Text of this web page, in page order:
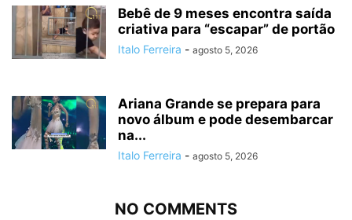
Bebê de 9 meses encontra saída
criativa para “escapar” de portão
Italo Ferreira - agosto 5, 2026
Ariana Grande se prepara para
novo álbum e pode desembarcar
na...
Italo Ferreira - agosto 5, 2026
NO COMMENTS